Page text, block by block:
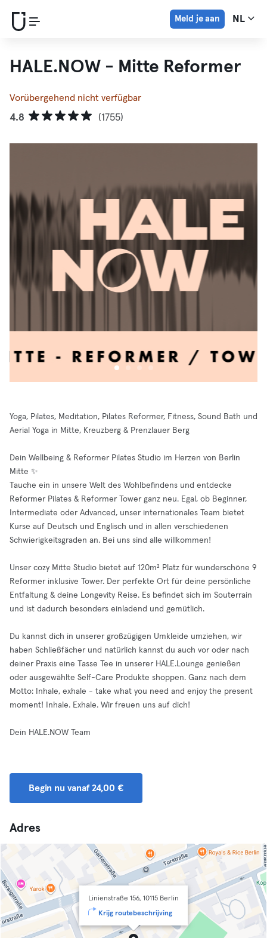
Meld je aan NL
HALE.NOW - Mitte Reformer
Vorübergehend nicht verfügbar
4.8 (1755)
Yoga, Pilates, Meditation, Pilates Reformer, Fitness, Sound Bath und
Aerial Yoga in Mitte, Kreuzberg & Prenzlauer Berg
Dein Wellbeing & Reformer Pilates Studio im Herzen von Berlin
Mitte ✨
Tauche ein in unsere Welt des Wohlbefindens und entdecke
Reformer Pilates & Reformer Tower ganz neu. Egal, ob Beginner,
Intermediate oder Advanced, unser internationales Team bietet
Kurse auf Deutsch und Englisch und in allen verschiedenen
Schwierigkeitsgraden an. Bei uns sind alle willkommen!
Unser cozy Mitte Studio bietet auf 120m² Platz für wunderschöne 9
Reformer inklusive Tower. Der perfekte Ort für deine persönliche
Entfaltung & deine Longevity Reise. Es befindet sich im Souterrain
und ist dadurch besonders einladend und gemütlich.
Du kannst dich in unserer großzügigen Umkleide umziehen, wir
haben Schließfächer und natürlich kannst du auch vor oder nach
deiner Praxis eine Tasse Tee in unserer HALE.Lounge genießen
oder ausgewählte Self-Care Produkte shoppen. Ganz nach dem
Motto: Inhale, exhale - take what you need and enjoy the present
moment! Inhale. Exhale. Wir freuen uns auf dich!
Dein HALE.NOW Team
Begin nu vanaf 24,00 €
Adres
Linienstraße 156, 10115 Berlin
Krijg routebeschrijving